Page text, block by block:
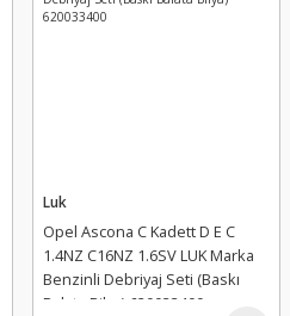
Luk
Opel Ascona C Kadett D E C
1.4NZ C16NZ 1.6SV LUK Marka
Benzinli Debriyaj Seti (Baskı
Balata Bilya) 620033400